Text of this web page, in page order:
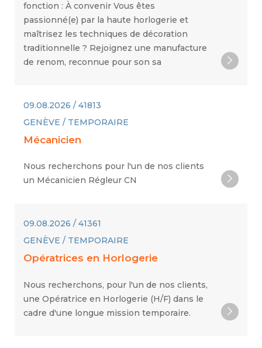
fonction : À convenir Vous êtes
passionné(e) par la haute horlogerie et
maîtrisez les techniques de décoration
traditionnelle ? Rejoignez une manufacture
de renom, reconnue pour son sa
09.08.2026 / 41813
GENÈVE / TEMPORAIRE
Mécanicien
Nous recherchons pour l'un de nos clients
un Mécanicien Régleur CN
09.08.2026 / 41361
GENÈVE / TEMPORAIRE
Opératrices en Horlogerie
Nous recherchons, pour l'un de nos clients,
une Opératrice en Horlogerie (H/F) dans le
cadre d'une longue mission temporaire.